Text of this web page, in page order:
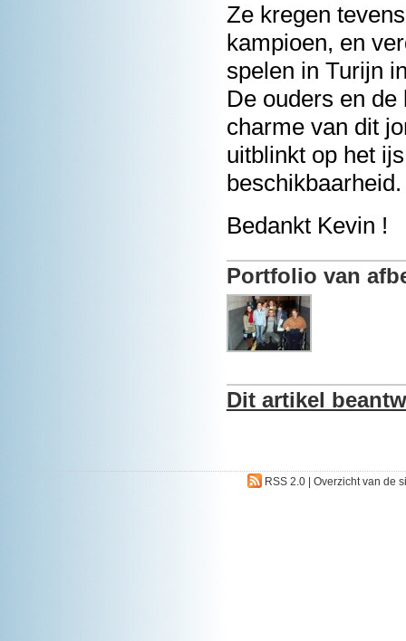
Ze kregen
kampioen, en
spelen in Turijn
De ouders en
charme van dit
uitblinkt op het
beschikbaarheid.
Bedankt Kevin !
Portfolio van
Dit artikel
RSS 2.0 |Overzicht van de